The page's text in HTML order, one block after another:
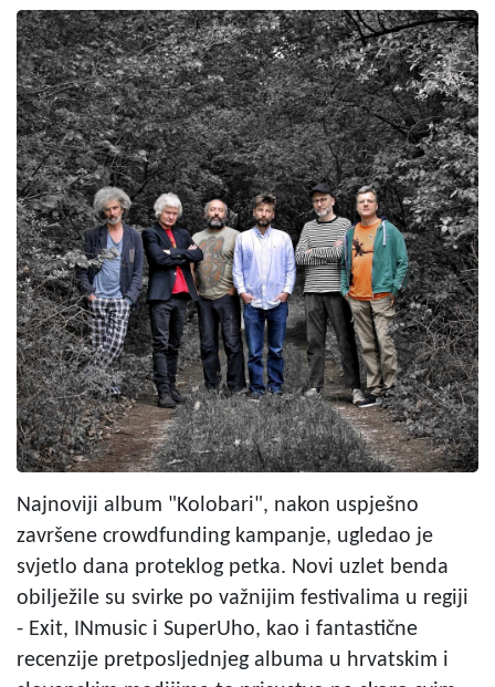
Najnoviji album "Kolobari", nakon uspješno
završene crowdfunding kampanje, ugledao je
svjetlo dana proteklog petka. Novi uzlet benda
obilježile su svirke po važnijim festivalima u regiji
- Exit, INmusic i SuperUho, kao i fantastične
recenzije pretposljednjeg albuma u hrvatskim i